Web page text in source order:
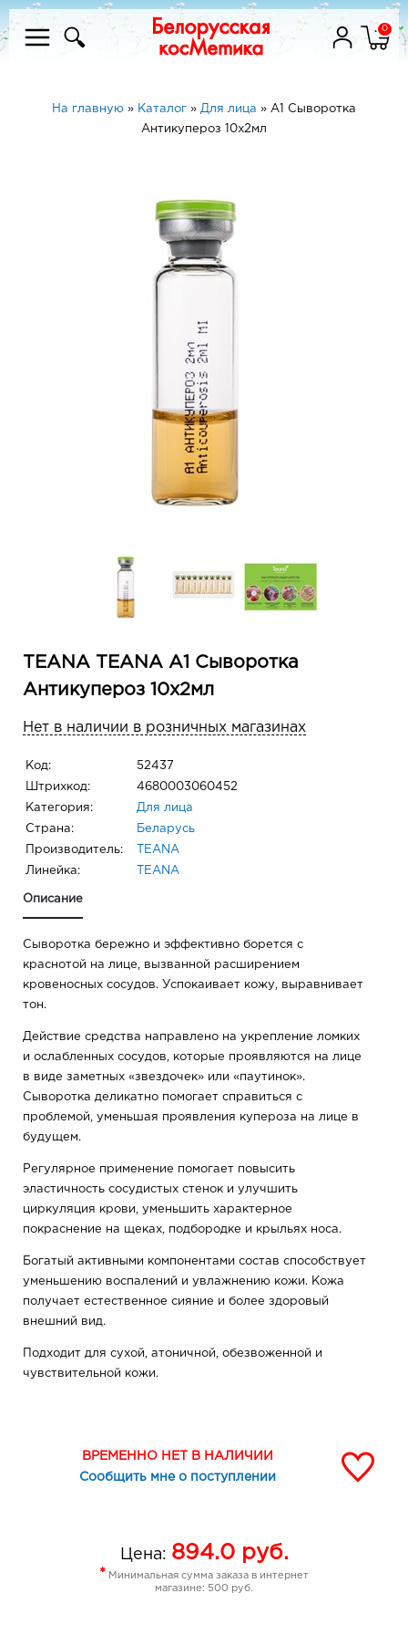
0
На главную » Каталог » Для лица » A1 Сыворотка
Антикупероз 10х2мл
TEANA TEANA A1 Сыворотка
Антикупероз 10х2мл
Нет в наличии в розничных магазинах
Код: 52437
Штрихкод: 4680003060452
Категория: Для лица
Страна: Беларусь
Производитель: TEANA
Линейка: TEANA
Описание
Сыворотка бережно и эффективно борется с
краснотой на лице, вызванной расширением
кровеносных сосудов. Успокаивает кожу, выравнивает
тон.
Действие средства направлено на укрепление ломких
и ослабленных сосудов, которые проявляются на лице
в виде заметных «звездочек» или «паутинок».
Сыворотка деликатно помогает справиться с
проблемой, уменьшая проявления купероза на лице в
будущем.
Регулярное применение помогает повысить
эластичность сосудистых стенок и улучшить
циркуляция крови, уменьшить характерное
покраснение на щеках, подбородке и крыльях носа.
Богатый активными компонентами состав способствует
уменьшению воспалений и увлажнению кожи. Кожа
получает естественное сияние и более здоровый
внешний вид.
Подходит для сухой, атоничной, обезвоженной и
чувствительной кожи.
ВРЕМЕННО НЕТ В НАЛИЧИИ
Сообщить мне о поступлении
Цена: 894.0руб.
* Минимальная сумма заказа в интернет
магазине: 500 руб.